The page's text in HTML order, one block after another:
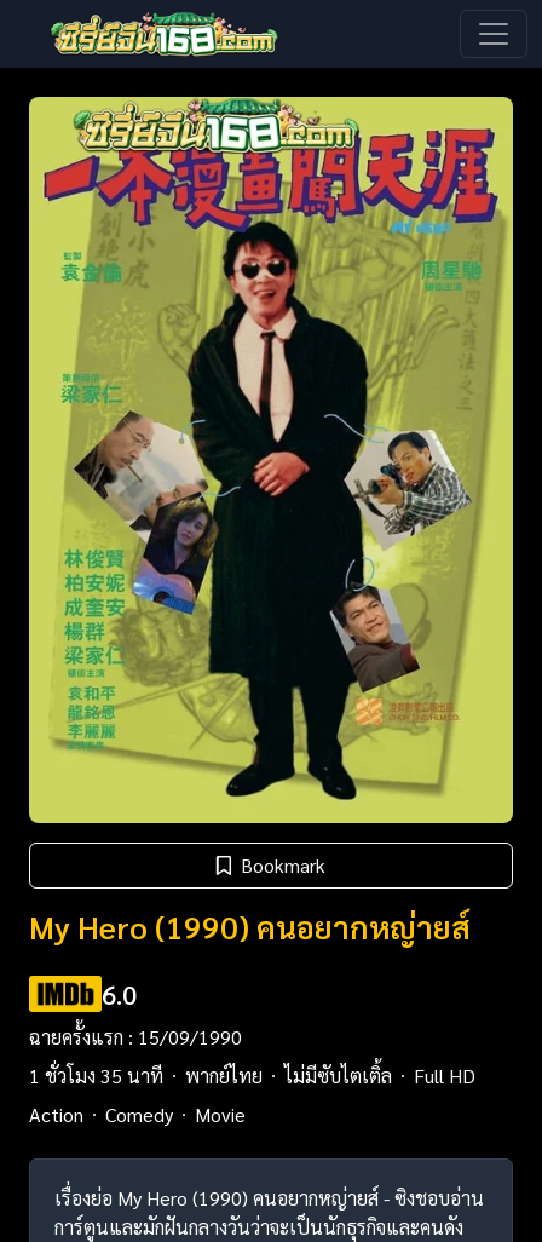
Bookmark
My Hero (1990) คนอยากหญ่ายส์
6.0
ฉายครั้งแรก : 15/09/1990
1 ชั่วโมง 35 นาที
พากย์ไทย ไม่มีซับไตเติ้ล
Full HD
Action
Comedy Movie
เรื่องย่อ My Hero (1990) คนอยากหญ่ายส์ - ซิงชอบอ่าน
การ์ตูนและมักฝันกลางวันว่าจะเป็นนักธุรกิจและคนดัง